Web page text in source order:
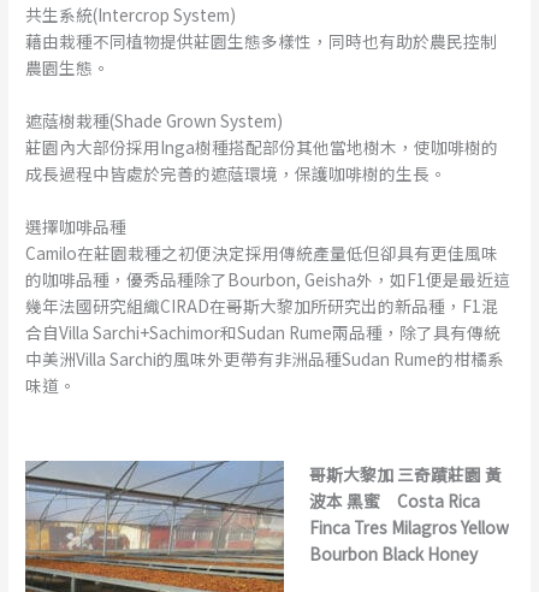
共生系統(Intercrop System)
藉由栽種不同植物提供莊園生態多樣性，同時也有助於農民控制
農園生態。
遮蔭樹栽種(Shade Grown System)
莊園內大部份採用Inga樹種搭配部份其他當地樹木，使咖啡樹的
成長過程中皆處於完善的遮蔭環境，保護咖啡樹的生長。
選擇咖啡品種
Camilo在莊園栽種之初便決定採用傳統產量低但卻具有更佳風味
的咖啡品種，優秀品種除了Bourbon, Geisha外，如F1便是最近這
幾年法國研究組織CIRAD在哥斯大黎加所研究出的新品種，F1混
合自Villa Sarchi+Sachimor和Sudan Rume兩品種，除了具有傳統
中美洲Villa Sarchi的風味外更帶有非洲品種Sudan Rume的柑橘系
味道。
哥斯大黎加 三奇蹟莊園 黃
波本 黑蜜 Costa Rica
Finca Tres Milagros Yellow
Bourbon Black Honey